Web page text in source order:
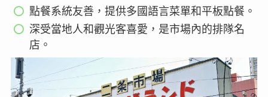
點餐系統友善，提供多國語言菜單和平板點餐。
深受當地人和觀光客喜愛，是市場內的排隊名
店。